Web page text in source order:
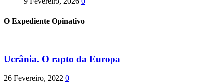
O Expediente Opinativo
Ucrânia. O rapto da Europa
26 Fevereiro, 2022 0